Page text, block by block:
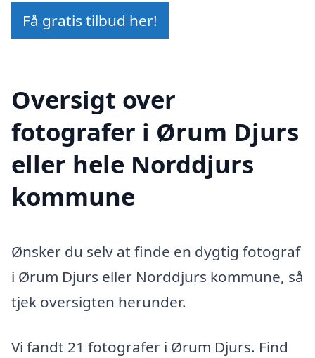
Få gratis tilbud her!
Oversigt over
fotografer i Ørum Djurs
eller hele Norddjurs
kommune
Ønsker du selv at finde en dygtig fotograf
i Ørum Djurs eller Norddjurs kommune, så
tjek oversigten herunder.
Vi fandt 21 fotografer i Ørum Djurs. Find